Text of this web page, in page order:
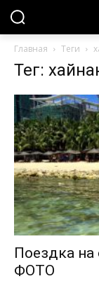
Главная Теги
Тег:
Поездка на
ФОТО